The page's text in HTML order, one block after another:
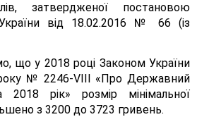
затвердженої постановою
України від 18.02.2016 № 66 (із
що у 2018 році Законом України
№ 2246-VІІІ «Про Державний
рік» розмір мінімальної
з 3200 до 3723 гривень.